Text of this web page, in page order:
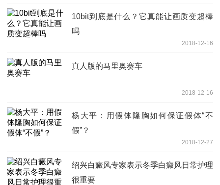
10bit到底是什么？它真能让画质变超棒
吗
2018-12-16
真人版的马里奥赛车
2018-12-16
杨大平：用假体隆胸如何保证假体“不
假”？
2018-12-27
绍兴白癜风专家表示冬季白癜风日常护理
很重要